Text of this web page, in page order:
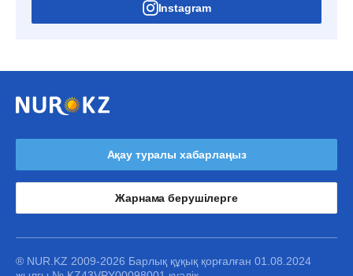
Instagram
Ақау туралы хабарлаңыз
Жарнама берушілерге
® NUR.KZ 2009-2026 Барлық құқық қорғалған 01.08.2024